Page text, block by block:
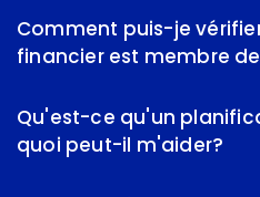
Comment puis-je
financier est membre de
Qu'est-ce qu'un
quoi peut-il m'aider?